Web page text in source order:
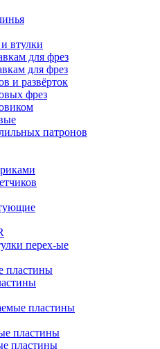
втулки
для фрез
для фрез
и развёрток
фрез
патронов
перех-ые
пластины
пластины
пластины
пластины